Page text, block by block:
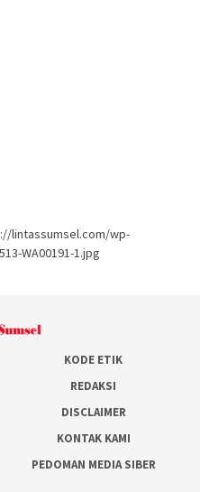
lintassumsel.com/wp-
WA00191-1.jpg
KODE ETIK
REDAKSI
DISCLAIMER
KONTAK KAMI
PEDOMAN MEDIA SIBER